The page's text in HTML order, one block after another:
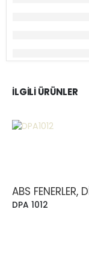
İLGILI ÜRÜNLER
ABS FENERLER,
DPA 1012